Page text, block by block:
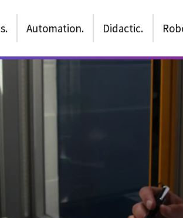
Automation. Didactic.